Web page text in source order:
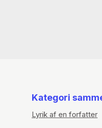
Kategori
Lyrik af en forfatter